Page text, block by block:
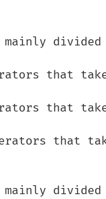
mainly
that
that
that
mainly